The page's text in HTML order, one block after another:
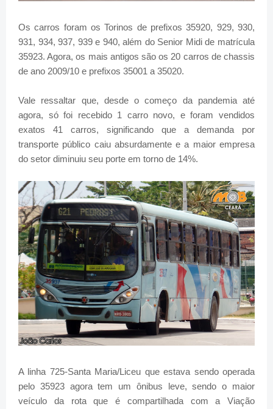
Os carros foram os Torinos de prefixos 35920, 929, 930,
931, 934, 937, 939 e 940, além do Senior Midi de matrícula
35923. Agora, os mais antigos são os 20 carros de chassis
de ano 2009/10 e prefixos 35001 a 35020.
Vale ressaltar que, desde o começo da pandemia até
agora, só foi recebido 1 carro novo, e foram vendidos
exatos 41 carros, significando que a demanda por
transporte público caiu absurdamente e a maior empresa
do setor diminuiu seu porte em torno de 14%.
A linha 725-Santa Maria/Liceu que estava sendo operada
pelo 35923 agora tem um ônibus leve, sendo o maior
veículo da rota que é compartilhada com a Viação